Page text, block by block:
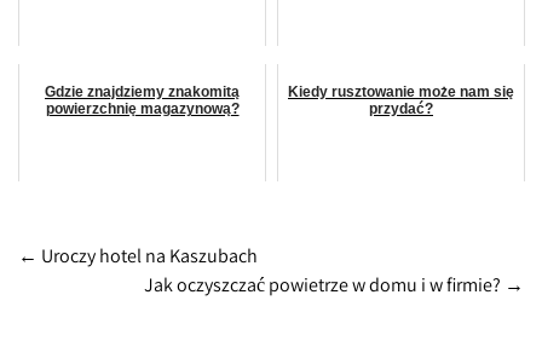
Gdzie znajdziemy znakomitą
powierzchnię magazynową?
Kiedy rusztowanie może nam się
przydać?
Post
navigation
← Uroczy hotel na Kaszubach
Jak oczyszczać powietrze w domu i w firmie? →